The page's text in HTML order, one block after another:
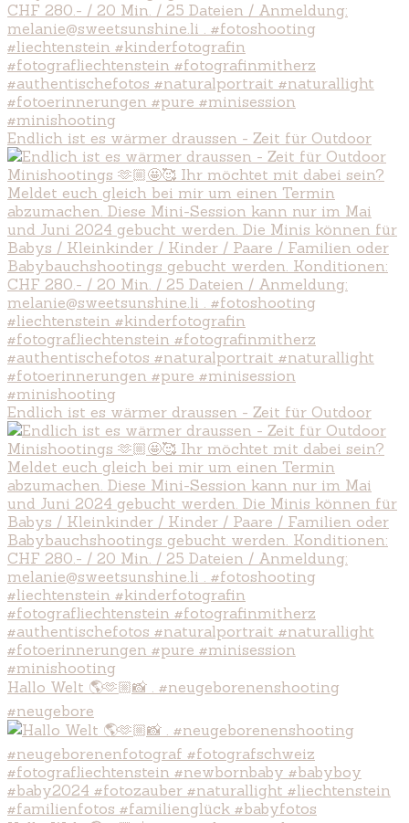
Endlich ist es wärmer draussen - Zeit für Outdoor
Endlich ist es wärmer draussen - Zeit für Outdoor
Hallo Welt 🌎🫶🏼📸 . #neugeborenenshooting
#neugebore